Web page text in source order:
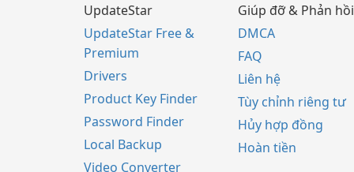
UpdateStar
UpdateStar Free &
Premium
Drivers
Product Key Finder
Password Finder
Local Backup
Video Converter
Giúp đỡ & Phản hồi
DMCA
FAQ
Liên hệ
Tùy chỉnh riêng tư
Hủy hợp đồng
Hoàn tiền